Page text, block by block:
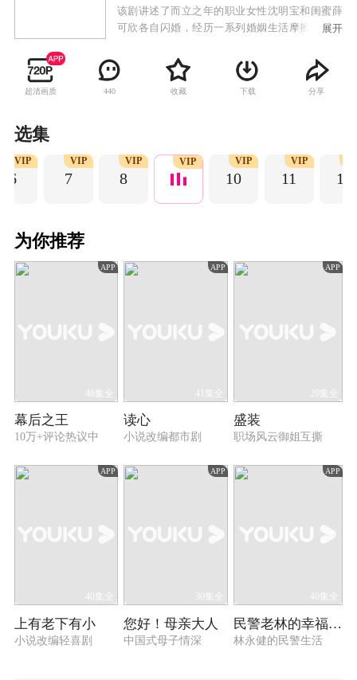
该剧讲述了而立之年的职业女性沈明宝和闺蜜薛
可欣各自闪婚，经历一系列婚姻生活摩擦后，各
事。
展开
超清画质 440 收藏 下载 分享
选集
6
VIP
7
VIP
8
VIP VIP
10
VIP
11
VIP
12
为你推荐
APP
46集全
幕后之王
10万+评论热议中
APP
41集全
读心
小说改编都市剧
APP
29集全
盛装
职场风云御姐互撕
APP
40集全
上有老下有小
小说改编轻喜剧
APP
30集全
您好！母亲大人
中国式母子情深
APP
40集全
民警老林的幸福生活
林永健的民警生活